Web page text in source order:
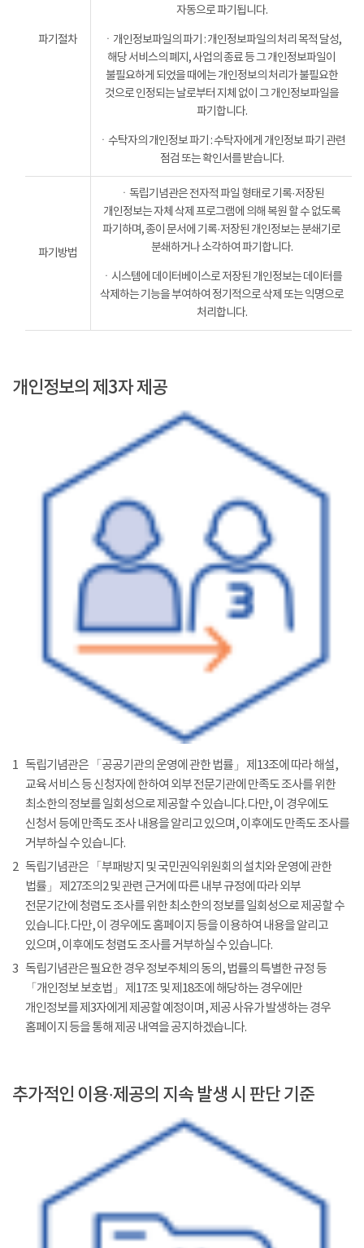
파기절차
자동으로 파기됩니다.
ㆍ개인정보파일의 파기 : 개인정보파일의 처리 목적 달성,
해당 서비스의 폐지, 사업의 종료 등 그 개인정보파일이
불필요하게 되었을 때에는 개인정보의 처리가 불필요한
것으로 인정되는 날로부터 지체 없이 그 개인정보파일을
파기합니다.
ㆍ수탁자의 개인정보 파기 : 수탁자에게 개인정보 파기 관련
점검 또는 확인서를 받습니다.
파기방법
ㆍ독립기념관은 전자적 파일 형태로 기록·저장된
개인정보는 자체 삭제 프로그램에 의해 복원 할 수 없도록
파기하며, 종이 문서에 기록·저장된 개인정보는 분쇄기로
분쇄하거나 소각하여 파기합니다.
ㆍ시스템에 데이터베이스로 저장된 개인정보는 데이터를
삭제하는 기능을 부여하여 정기적으로 삭제 또는 익명으로
처리합니다.
개인정보의 제3자 제공
1 독립기념관은 「공공기관의 운영에 관한 법률」 제13조에 따라 해설,
교육 서비스 등 신청자에 한하여 외부 전문기관에 만족도 조사를 위한
최소한의 정보를 일회성으로 제공할 수 있습니다. 다만, 이 경우에도
신청서 등에 만족도 조사 내용을 알리고 있으며, 이후에도 만족도 조사를
거부하실 수 있습니다.
2 독립기념관은 「부패방지 및 국민권익위원회의 설치와 운영에 관한
법률」 제27조의2 및 관련 근거에 따른 내부 규정에 따라 외부
전문기간에 청렴도 조사를 위한 최소한의 정보를 일회성으로 제공할 수
있습니다. 다만, 이 경우에도 홈페이지 등을 이용하여 내용을 알리고
있으며, 이후에도 청렴도 조사를 거부하실 수 있습니다.
3 독립기념관은 필요한 경우 정보주체의 동의, 법률의 특별한 규정 등
「개인정보 보호법」 제17조 및 제18조에 해당하는 경우에만
개인정보를 제3자에게 제공할 예정이며, 제공 사유가 발생하는 경우
홈페이지 등을 통해 제공 내역을 공지하겠습니다.
추가적인 이용·제공의 지속 발생 시 판단 기준